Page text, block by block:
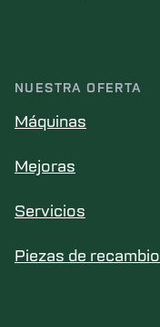
NUESTRA OFERTA
Máquinas
Mejoras
Servicios
Piezas de recambio